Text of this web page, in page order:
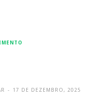
- 17 DE DEZEMBRO, 2025